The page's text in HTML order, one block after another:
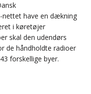
nettet have en dækning
i køretøjer
skal den udendørs
de håndholdte radioer
forskellige byer.